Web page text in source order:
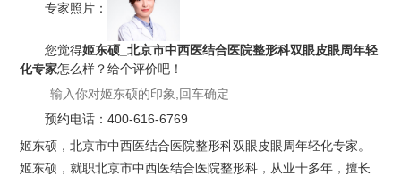
专家照片：
您觉得姬东硕_北京市中西医结合医院整形科双眼皮眼周年轻
化专家怎么样？给个评价吧！
预约电话：400-616-6769
姬东硕，北京市中西医结合医院整形科双眼皮眼周年轻化专家。
姬东硕，就职北京市中西医结合医院整形科，从业十多年，擅长